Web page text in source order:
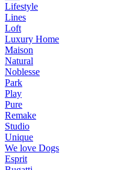
Lifestyle
Lines
Loft
Luxury Home
Maison
Natural
Noblesse
Park
Play
Pure
Remake
Studio
Unique
We love Dogs
Esprit